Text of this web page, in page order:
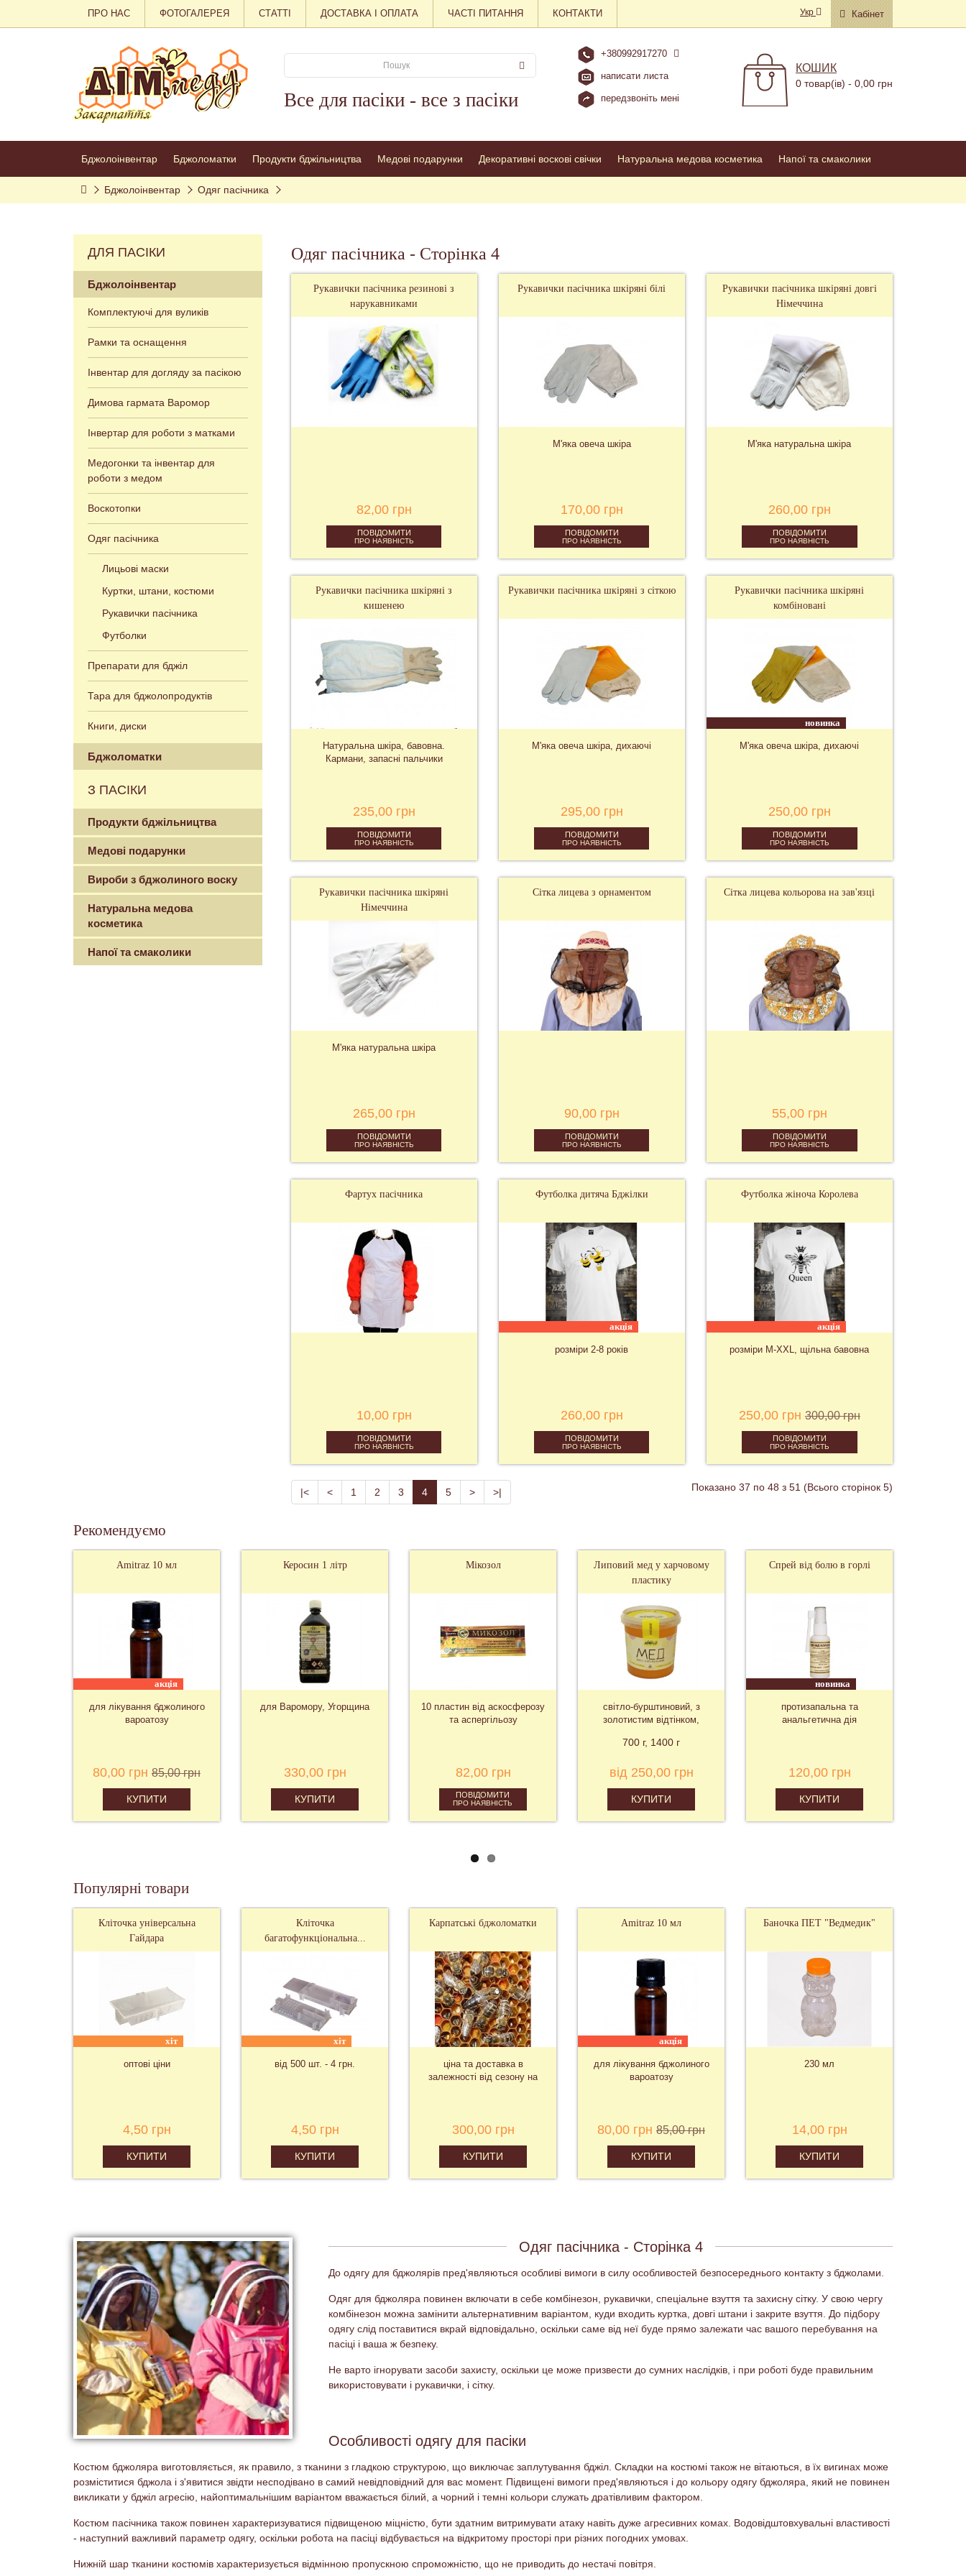
ПРО НАС ФОТОГАЛЕРЕЯ СТАТТІ ДОСТАВКА І ОПЛАТА ЧАСТІ ПИТАННЯ КОНТАКТИ Кабінет
Укр
Все для пасіки - все з пасіки
+380992917270
написати листа
передзвоніть мені
КОШИК
0 товар(ів) - 0,00 грн
Бджолоінвентар Бджоломатки Продукти бджільництва Медові подарунки Декоративні воскові свічки Натуральна медова косметика Напої та смаколики
Бджолоінвентар Одяг пасічника
ДЛЯ ПАСІКИ
Бджолоінвентар
Комплектуючі для вуликів
Рамки та оснащення
Інвентар для догляду за пасікою
Димова гармата Варомор
Інвертар для роботи з матками
Медогонки та інвентар для
роботи з медом
Воскотопки
Одяг пасічника
Лицьові маски
Куртки, штани, костюми
Рукавички пасічника
Футболки
Препарати для бджіл
Тара для бджолопродуктів
Книги, диски
Бджоломатки
З ПАСІКИ
Продукти бджільництва
Медові подарунки
Вироби з бджолиного воску
Натуральна медова
косметика
Напої та смаколики
Одяг пасічника - Сторінка 4
Рукавички пасічника резинові з
нарукавниками
82,00 грн
ПОВІДОМИТИ
ПРО НАЯВНІСТЬ
Рукавички пасічника шкіряні білі
М'яка овеча шкіра
170,00 грн
ПОВІДОМИТИ
ПРО НАЯВНІСТЬ
Рукавички пасічника шкіряні довгі
Німеччина
М'яка натуральна шкіра
260,00 грн
ПОВІДОМИТИ
ПРО НАЯВНІСТЬ
Рукавички пасічника шкіряні з
кишенею
Натуральна шкіра, бавовна.
Кармани, запасні пальчики
235,00 грн
ПОВІДОМИТИ
ПРО НАЯВНІСТЬ
Рукавички пасічника шкіряні з сіткою
М'яка овеча шкіра, дихаючі
295,00 грн
ПОВІДОМИТИ
ПРО НАЯВНІСТЬ
Рукавички пасічника шкіряні
комбіновані
новинка
М'яка овеча шкіра, дихаючі
250,00 грн
ПОВІДОМИТИ
ПРО НАЯВНІСТЬ
Рукавички пасічника шкіряні
Німеччина
М'яка натуральна шкіра
265,00 грн
ПОВІДОМИТИ
ПРО НАЯВНІСТЬ
Сітка лицева з орнаментом
90,00 грн
ПОВІДОМИТИ
ПРО НАЯВНІСТЬ
Сітка лицева кольорова на зав'язці
55,00 грн
ПОВІДОМИТИ
ПРО НАЯВНІСТЬ
Фартух пасічника
10,00 грн
ПОВІДОМИТИ
ПРО НАЯВНІСТЬ
Футболка дитяча Бджілки
акція
розміри 2-8 років
260,00 грн
ПОВІДОМИТИ
ПРО НАЯВНІСТЬ
Футболка жіноча Королева
акція
розміри M-XXL, щільна бавовна
250,00 грн 300,00 грн
ПОВІДОМИТИ
ПРО НАЯВНІСТЬ
|< < 1 2 3 4 5 > >| Показано 37 по 48 з 51 (Всього сторінок 5)
Рекомендуємо
Amitraz 10 мл
для лікування бджолиного
вароатозу
80,00 грн 85,00 грн
КУПИТИ
Керосин 1 літр
для Варомору, Угорщина
330,00 грн
КУПИТИ
Мікозол
10 пластин від аскосферозу
та аспергільозу
82,00 грн
ПОВІДОМИТИ
ПРО НАЯВНІСТЬ
Липовий мед у харчовому
пластику
світло-бурштиновий, з
золотистим відтінком,
1400 г
від 250,00 грн
КУПИТИ
Спрей від болю в горлі
новинка
протизапальна та
анальгетична дія
120,00 грн
КУПИТИ
Популярні товари
Кліточка універсальна
Гайдара
хіт
оптові ціни
4,50 грн
КУПИТИ
Кліточка
багатофункціональна...
хіт
від 500 шт. - 4 грн.
4,50 грн
КУПИТИ
Карпатські бджоломатки
ціна та доставка в
залежності від сезону на
300,00 грн
КУПИТИ
Amitraz 10 мл
акція
для лікування бджолиного
вароатозу
80,00 грн 85,00 грн
КУПИТИ
Баночка ПЕТ "Ведмедик"
230 мл
14,00 грн
КУПИТИ
Одяг пасічника - Сторінка 4
До одягу для бджолярів пред'являються особливі вимоги в силу особливостей безпосереднього контакту з бджолами.
Одяг для бджоляра повинен включати в себе комбінезон, рукавички, спеціальне взуття та захисну сітку. У свою чергу
комбінезон можна замінити альтернативним варіантом, куди входить куртка, довгі штани і закрите взуття. До підбору
одягу слід поставитися вкрай відповідально, оскільки саме від неї буде прямо залежати час вашого перебування на
пасіці і ваша ж безпеку.
Не варто ігнорувати засоби захисту, оскільки це може призвести до сумних наслідків, і при роботі буде правильним
використовувати і рукавички, і сітку.
Особливості одягу для пасіки
Костюм бджоляра виготовляється, як правило, з тканини з гладкою структурою, що виключає заплутування бджіл. Складки на костюмі також не вітаються, в їх вигинах може
розміститися бджола і з'явитися звідти несподівано в самий невідповідний для вас момент. Підвищені вимоги пред'являються і до кольору одягу бджоляра, який не повинен
викликати у бджіл агресію, найоптимальнішим варіантом вважається білий, а чорний і темні кольори служать дратівливим фактором.
Костюм пасічника також повинен характеризуватися підвищеною міцністю, бути здатним витримувати атаку навіть дуже агресивних комах. Водовідштовхувальні властивості
- наступний важливий параметр одягу, оскільки робота на пасіці відбувається на відкритому просторі при різних погодних умовах.
Нижній шар тканини костюмів характеризується відмінною пропускною спроможністю, що не приводить до нестачі повітря.